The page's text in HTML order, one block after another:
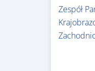
Zespół